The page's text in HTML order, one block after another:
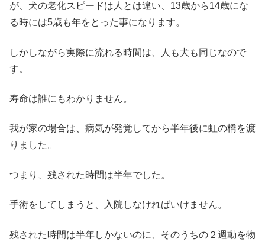
が、犬の老化スピードは人とは違い、13歳から14歳にな
る時には5歳も年をとった事になります。
しかしながら実際に流れる時間は、人も犬も同じなので
す。
寿命は誰にもわかりません。
我が家の場合は、病気が発覚してから半年後に虹の橋を渡
りました。
つまり、残された時間は半年でした。
手術をしてしまうと、入院しなければいけません。
残された時間は半年しかないのに、そのうちの２週動を物